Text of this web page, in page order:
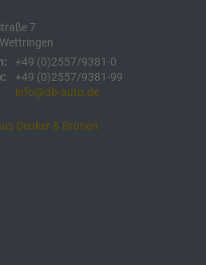
7
Wettringen
+49 (0)2557/9381-0
+49 (0)2557/9381-99
info@db-auto.de
Denker & Brünen